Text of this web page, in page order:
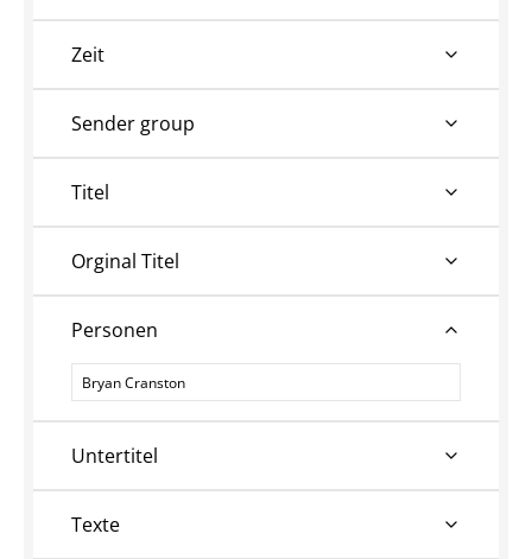
Zeit
Sender group
Titel
Orginal Titel
Personen
Personen
Untertitel
Texte